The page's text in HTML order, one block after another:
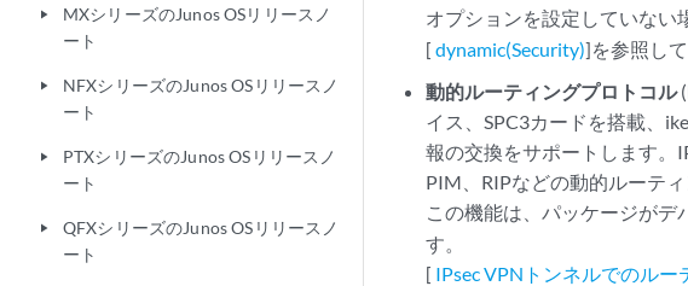
play_arrow
MXシリーズのJunos OSリリースノ
ート
play_arrow
NFXシリーズのJunos OSリリースノ
ート
play_arrow
PTXシリーズのJunos OSリリースノ
ート
play_arrow
QFXシリーズのJunos OSリリースノ
ート
オプションを設定していない
[dynamic(Security)]を参照して
動的ルーティングプロトコル
イス、SPC3カードを搭載、
報の交換をサポートします。
PIM、RIPなどの動的ルーテ
この機能は、パッケージがデ
す。
[ IPsec VPNトンネルでのル